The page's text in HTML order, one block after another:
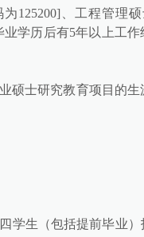
125200]、工程管理
学历后有5年以上工
硕士研究教育项目的
学生（包括提前毕业）